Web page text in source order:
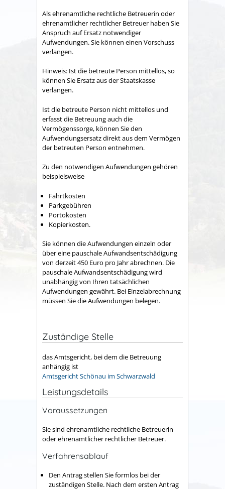
Als ehrenamtliche rechtliche Betreuerin oder
ehrenamtlicher rechtlicher Betreuer haben Sie
Anspruch auf Ersatz notwendiger
Aufwendungen. Sie können einen Vorschuss
verlangen.
Hinweis: Ist die betreute Person mittellos, so
können Sie Ersatz aus der Staatskasse
verlangen.
Ist die betreute Person nicht mittellos und
erfasst die Betreuung auch die
Vermögenssorge, können Sie den
Aufwendungsersatz direkt aus dem Vermögen
der betreuten Person entnehmen.
Zu den notwendigen Aufwendungen gehören
beispielsweise
Fahrtkosten
Parkgebühren
Portokosten
Kopierkosten.
Sie können die Aufwendungen einzeln oder
über eine pauschale Aufwandsentschädigung
von derzeit 450 Euro pro Jahr abrechnen. Die
pauschale Aufwandsentschädigung wird
unabhängig von Ihren tatsächlichen
Aufwendungen gewährt. Bei Einzelabrechnung
müssen Sie die Aufwendungen belegen.
Zuständige Stelle
das Amtsgericht, bei dem die Betreuung
anhängig ist
Amtsgericht Schönau im Schwarzwald
Leistungsdetails
Voraussetzungen
Sie sind ehrenamtliche rechtliche Betreuerin
oderehrenamtlicher rechtlicher Betreuer.
Verfahrensablauf
Den Antrag stellen Sie formlos bei der
zuständigen Stelle. Nach dem ersten Antrag